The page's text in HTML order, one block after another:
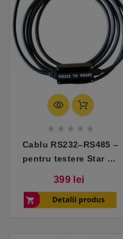
    
Cablu RS232–RS485 –
pentru testere Star C3
399 lei